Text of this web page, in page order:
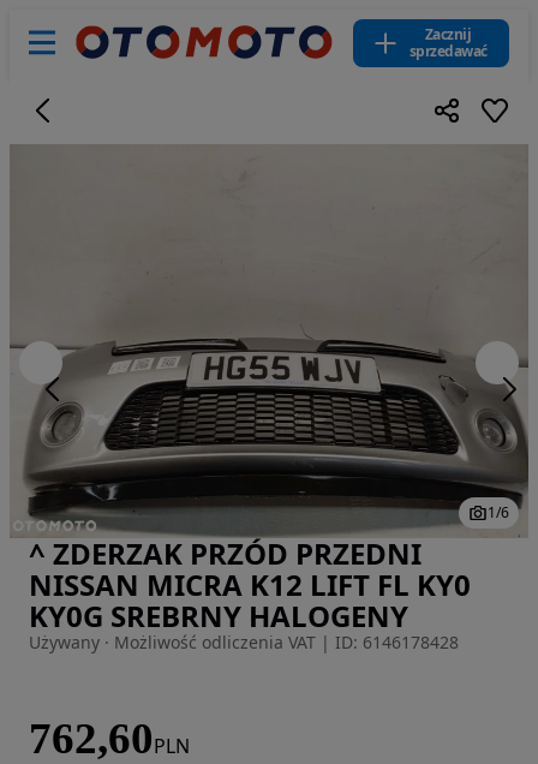
Zacznij
sprzedawać
Zdjęcie 1 z 6
1/6
^ ZDERZAK PRZÓD PRZEDNI
NISSAN MICRA K12 LIFT FL KY0
KY0G SREBRNY HALOGENY
Używany · Możliwość odliczenia VAT | ID: 6146178428
762,60PLN